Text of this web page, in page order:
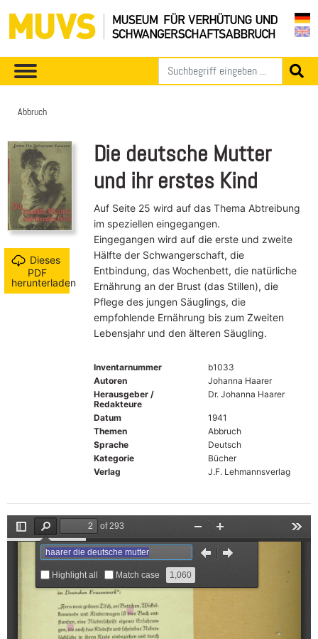
Abbruch
Dieses
PDF
herunterladen
Die deutsche Mutter
und ihr erstes Kind
Auf Seite 25 wird auf das Thema Abtreibung
im speziellen eingegangen.
Eingegangen wird auf die erste und zweite
Hälfte der Schwangerschaft, die
Entbindung, das Wochenbett, die natürliche
Ernährung an der Brust (das Stillen), die
Pflege des jungen Säuglings, die
empfohlende Ernährung bis zum Zweiten
Lebensjahr und den älteren Säugling.
Inventarnummer
b1033
Autoren
Johanna Haarer
Herausgeber /
Redakteure
Dr. Johanna Haarer
Datum
1941
Themen
Abbruch
Sprache
Deutsch
Kategorie
Bücher
Verlag
J.F. Lehmannsverlag